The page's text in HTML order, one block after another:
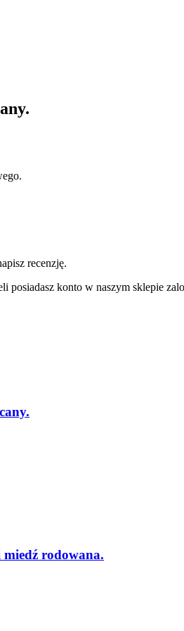
recenzję.
konto w naszym sklepie
rodowana.